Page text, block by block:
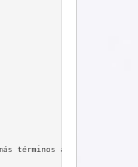
términos al lado derecho